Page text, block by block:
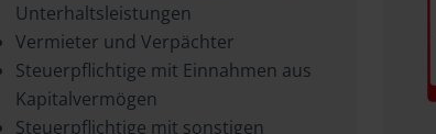
Unterhaltsleistungen
Vermieter und Verpächter
Steuerpflichtige mit Einnahmen aus
Kapitalvermögen
Steuerpflichtige mit sonstigen